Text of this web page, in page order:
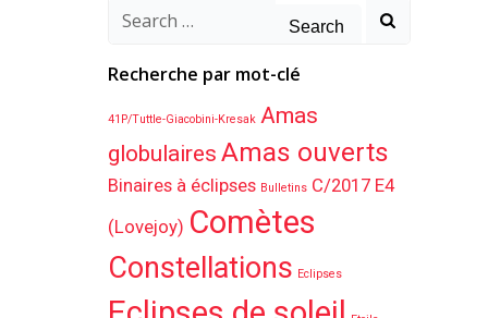
Search
Recherche par mot-clé
41P/Tuttle-Giacobini-Kresak Amas
globulaires Amas ouverts
Binaires à éclipses Bulletins C/2017 E4
(Lovejoy) Comètes
Constellations Eclipses